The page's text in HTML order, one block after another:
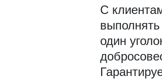
уборка дома после строительства
генеральная уборка офиса
удаление запахов в квартире
С
один